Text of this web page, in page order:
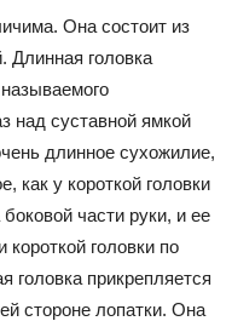
Она состоит из
Длинная головка
над суставной ямкой
длинное сухожилие,
как у короткой головки
части руки, и ее
головки по
головка прикрепляется
стороне лопатки. Она